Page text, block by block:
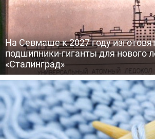
На Севмаше к 2027 году
подшипники-гиганты для нового
«Сталинград»